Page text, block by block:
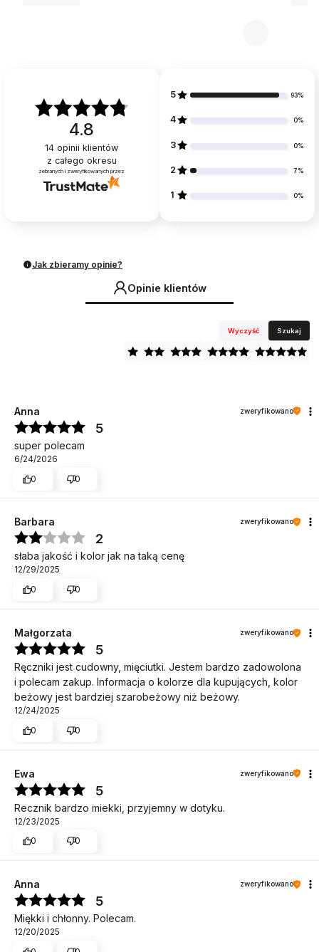
4.8
14 opinii klientów
z całego okresu
zebranych i zweryfikowanych przez
5 93%
4 0%
3 0%
2 7%
1 0%
Jak zbieramy opinie?
Opinie klientów
Wyczyść Szukaj
Anna zweryfikowano
5
super polecam
6/24/2026
0
0
Barbara zweryfikowano
2
słaba jakość i kolor jak na taką cenę
12/29/2025
0
0
Małgorzata zweryfikowano
5
Ręczniki jest cudowny, mięciutki. Jestem bardzo zadowolona
i polecam zakup. Informacja o kolorze dla kupujących, kolor
beżowy jest bardziej szarobeżowy niż beżowy.
12/24/2025
0
0
Ewa zweryfikowano
5
Recznik bardzo miekki, przyjemny w dotyku.
12/23/2025
0
0
Anna zweryfikowano
5
Miękki i chłonny. Polecam.
12/20/2025